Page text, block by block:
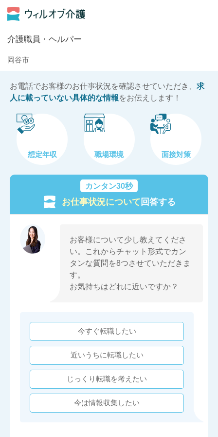
介護職員・ヘルパー
岡谷市
お電話でお客様のお仕事状況を確認させていただき、 求
人に載っていない具体的な情報をお伝えします！
想定年収 職場環境 面接対策
カンタン30秒
お仕事状況について回答する
お客様について少し教えてくださ
い。これからチャット形式でカン
タンな質問を8つさせていただきま
す。
お気持ちはどれに近いですか？
今すぐ転職したい
近いうちに転職したい
じっくり転職を考えたい
今は情報収集したい